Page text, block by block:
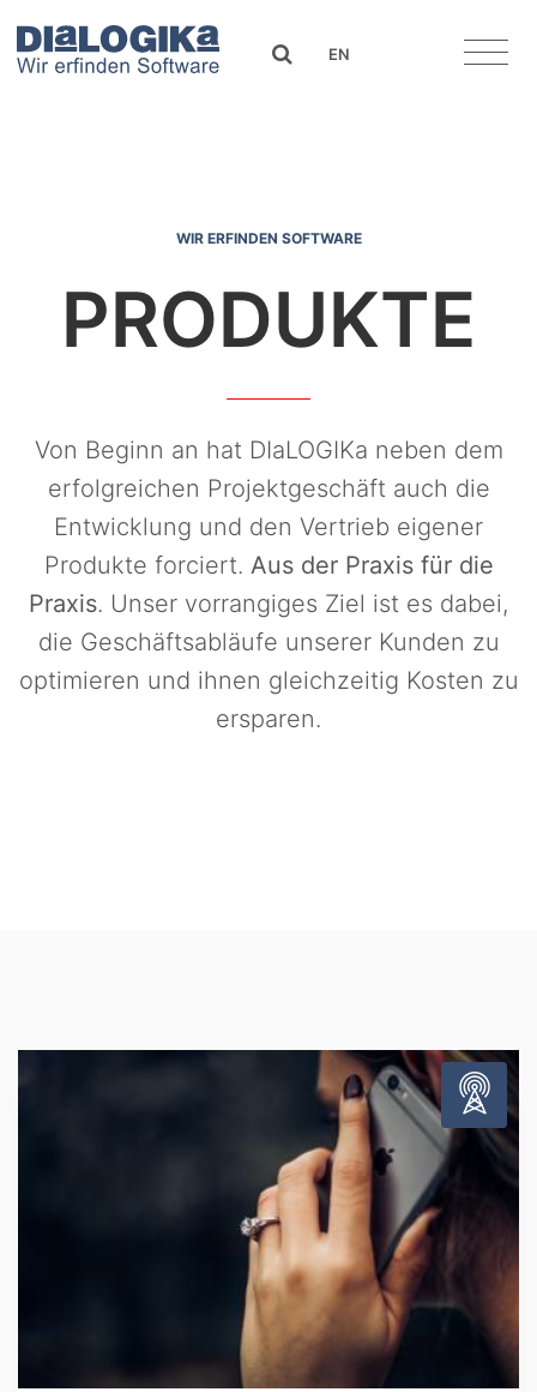
DIaLOGIKa searchEN
WIR ERFINDEN SOFTWARE
PRODUKTE
Von Beginn an hat DIaLOGIKa neben dem
erfolgreichen Projektgeschäft auch die
Entwicklung und den Vertrieb eigener
Produkte forciert. Aus der Praxis für die
Praxis. Unser vorrangiges Ziel ist es dabei,
die Geschäftsabläufe unserer Kunden zu
optimieren und ihnen gleichzeitig Kosten zu
ersparen.